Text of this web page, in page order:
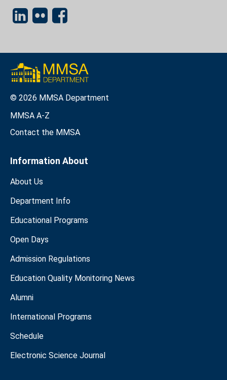
© 2026 MMSA Department
MMSA A-Z
Contact the MMSA
Information About
About Us
Department Info
Educational Programs
Open Days
Admission Regulations
Education Quality Monitoring News
Alumni
International Programs
Schedule
Electronic Science Journal